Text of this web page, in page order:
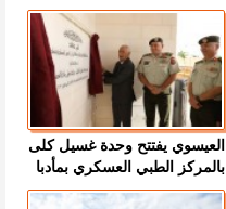
العيسوي يفتتح وحدة غسيل كلى
بالمركز الطبي العسكري بمأدبا